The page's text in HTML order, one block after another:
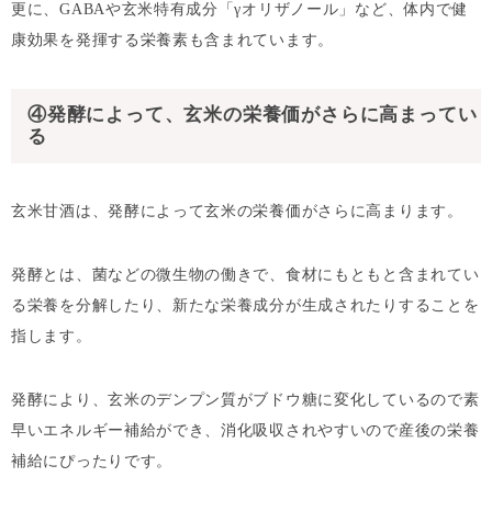
更に、GABAや玄米特有成分「γオリザノール」など、体内で健
康効果を発揮する栄養素も含まれています。
④発酵によって、玄米の栄養価がさらに高まってい
る
玄米甘酒は、発酵によって玄米の栄養価がさらに高まります。
発酵とは、菌などの微生物の働きで、食材にもともと含まれてい
る栄養を分解したり、新たな栄養成分が生成されたりすることを
指します。
発酵により、玄米のデンプン質がブドウ糖に変化しているので素
早いエネルギー補給ができ、消化吸収されやすいので産後の栄養
補給にぴったりです。